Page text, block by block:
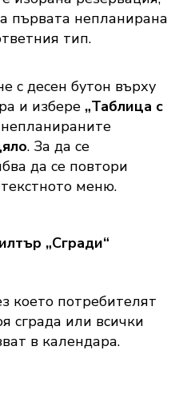
първата непланирана
тип.
с десен бутон върху
и избере „Таблица с
. За да се
да се повтори
меню.
„Сгради“
което потребителят
сграда или всички
в календара.